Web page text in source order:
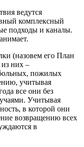
ведутся
комплексный
подходы и каналы.
(назовем его План
них –
пожилых
учитывая
все они без
Учитывая
в которой они
возвращению всех
в